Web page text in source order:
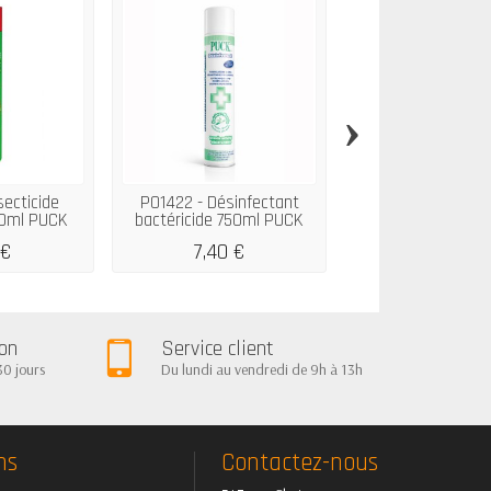
PUCK
P01422 - Désinfectant
bactéricide 750ml PUCK
7,40 €
›
jours
Service client
Du lundi au vendredi de 9h à 13h
Contactez-nous